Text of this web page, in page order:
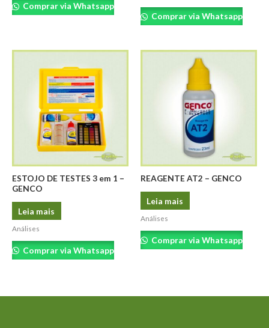
Comprar via Whatsapp
Comprar via Whatsapp
ESTOJO DE TESTES 3 em 1 –
GENCO
Leia mais
Análises
Comprar via Whatsapp
REAGENTE AT2 – GENCO
Leia mais
Análises
Comprar via Whatsapp